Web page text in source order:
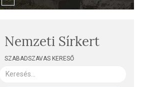
Nemzeti Sírkert
SZABADSZAVAS KERESŐ